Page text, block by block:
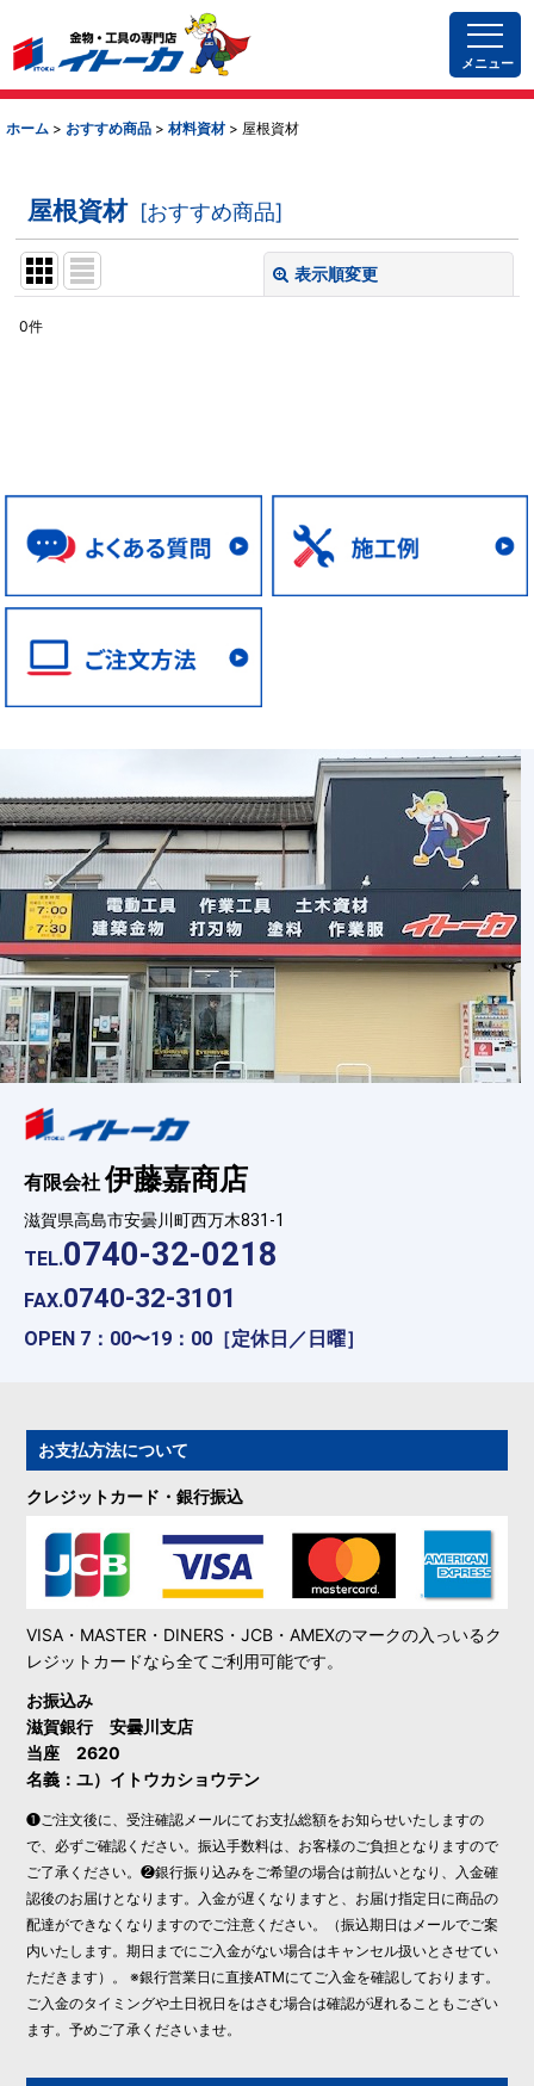
メニュー
ホーム > おすすめ商品 > 材料資材 > 屋根資材
屋根資材 [おすすめ商品]
表示順変更
0件
屋根資材
土木資材
仮設資材
有限会社伊藤嘉商店
滋賀県高島市安曇川町西万木831-1
TEL.0740-32-0218
FAX.0740-32-3101
OPEN 7：00〜19：00［定休日／日曜］
お支払方法について
クレジットカード・銀行振込
VISA・MASTER・DINERS・JCB・AMEXのマークの入っいるク
レジットカードなら全てご利用可能です。
お振込み
滋賀銀行 安曇川支店
当座 2620
名義：ユ）イトウカショウテン
❶ご注文後に、受注確認メールにてお支払総額をお知らせいたしますの
で、必ずご確認ください。振込手数料は、お客様のご負担となりますので
ご了承ください。❷銀行振り込みをご希望の場合は前払いとなり、入金確
認後のお届けとなります。入金が遅くなりますと、お届け指定日に商品の
配達ができなくなりますのでご注意ください。（振込期日はメールでご案
内いたします。期日までにご入金がない場合はキャンセル扱いとさせてい
ただきます）。 ※銀行営業日に直接ATMにてご入金を確認しております。
ご入金のタイミングや土日祝日をはさむ場合は確認が遅れることもござい
ます。予めご了承くださいませ。